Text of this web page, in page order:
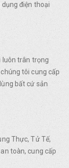
điện thoại
luôn trân trọng
tôi cung cấp
bất cứ sản
Thực, Tử Tế,
toàn, cung cấp